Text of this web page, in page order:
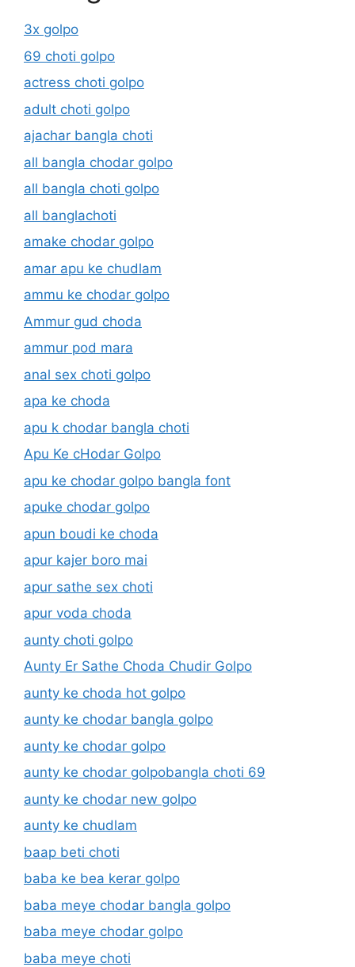
3x golpo
69 choti golpo
actress choti golpo
adult choti golpo
ajachar bangla choti
all bangla chodar golpo
all bangla choti golpo
all banglachoti
amake chodar golpo
amar apu ke chudlam
ammu ke chodar golpo
Ammur gud choda
ammur pod mara
anal sex choti golpo
apa ke choda
apu k chodar bangla choti
Apu Ke cHodar Golpo
apu ke chodar golpo bangla font
apuke chodar golpo
apun boudi ke choda
apur kajer boro mai
apur sathe sex choti
apur voda choda
aunty choti golpo
Aunty Er Sathe Choda Chudir Golpo
aunty ke choda hot golpo
aunty ke chodar bangla golpo
aunty ke chodar golpo
aunty ke chodar golpobangla choti 69
aunty ke chodar new golpo
aunty ke chudlam
baap beti choti
baba ke bea kerar golpo
baba meye chodar bangla golpo
baba meye chodar golpo
baba meye choti